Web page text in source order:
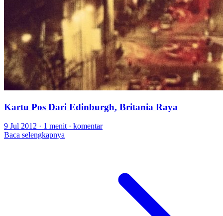
Kartu Pos Dari Edinburgh, Britania Raya
9 Jul 2012 · 1 menit · komentar
Baca selengkapnya